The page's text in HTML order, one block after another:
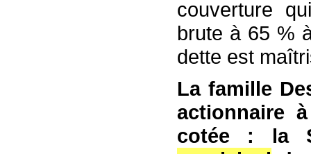
couverture
brute à 65 %
dette est
La famille
actionnaire
cotée : la